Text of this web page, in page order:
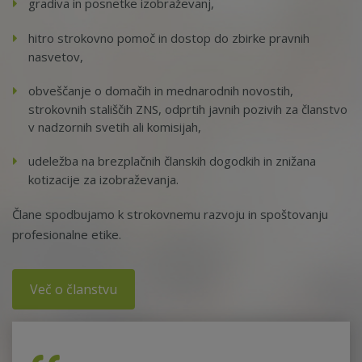
gradiva in posnetke izobraževanj,
hitro strokovno pomoč in dostop do zbirke pravnih
nasvetov,
obveščanje o domačih in mednarodnih novostih,
strokovnih stališčih ZNS, odprtih javnih pozivih za članstvo
v nadzornih svetih ali komisijah,
udeležba na brezplačnih članskih dogodkih in znižana
kotizacije za izobraževanja.
Člane spodbujamo k strokovnemu razvoju in spoštovanju
profesionalne etike.
Več o članstvu